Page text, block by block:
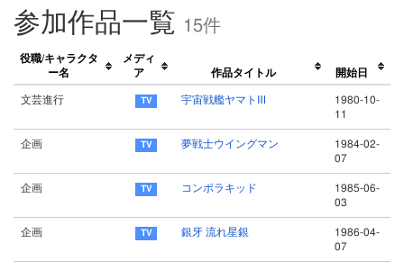
参加作品一覧 15件
役職/キャラクタ
ー名
メディ
ア
作品タイトル 開始日
文芸進行 宇宙戦艦ヤマトⅢ
1980-10-
11
企画 夢戦士ウイングマン
1984-02-
07
企画 コンポラキッド
1985-06-
03
企画 銀牙 流れ星銀
1986-04-
07